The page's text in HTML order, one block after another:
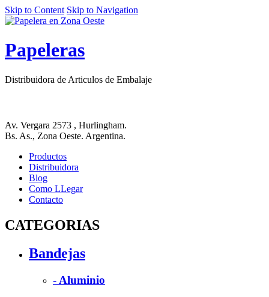
Skip to Content Skip to Navigation
Papeleras
Distribuidora de Articulos de Embalaje
Av. Vergara 2573 , Hurlingham.
Bs. As., Zona Oeste. Argentina.
Productos
Distribuidora
Blog
Como LLegar
Contacto
CATEGORIAS
Bandejas
- Aluminio